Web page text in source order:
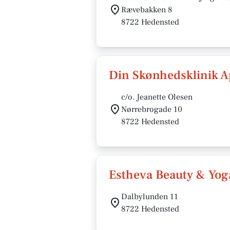
Rævebakken 8
8722 Hedensted
Din Skønhedsklinik
c/o. Jeanette Olesen
Nørrebrogade 10
8722 Hedensted
Estheva Beauty &
Dalbylunden 11
8722 Hedensted